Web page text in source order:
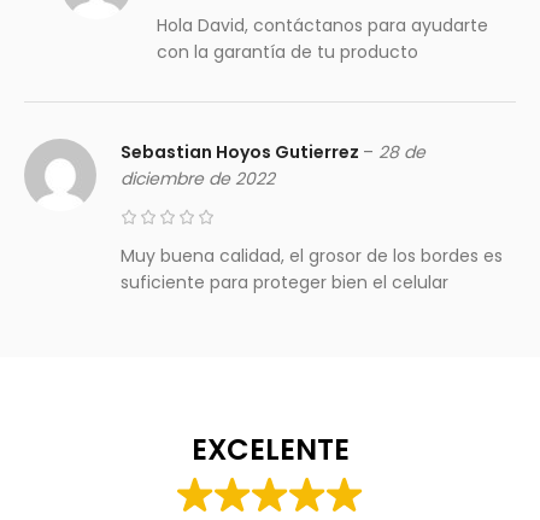
Hola David, contáctanos para ayudarte
con la garantía de tu producto
Sebastian Hoyos Gutierrez – 28 de
diciembre de 2022
Muy buena calidad, el grosor de los bordes es
suficiente para proteger bien el celular
EXCELENTE